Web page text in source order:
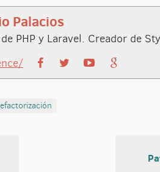
Palacios
PHP y Laravel. Creador de